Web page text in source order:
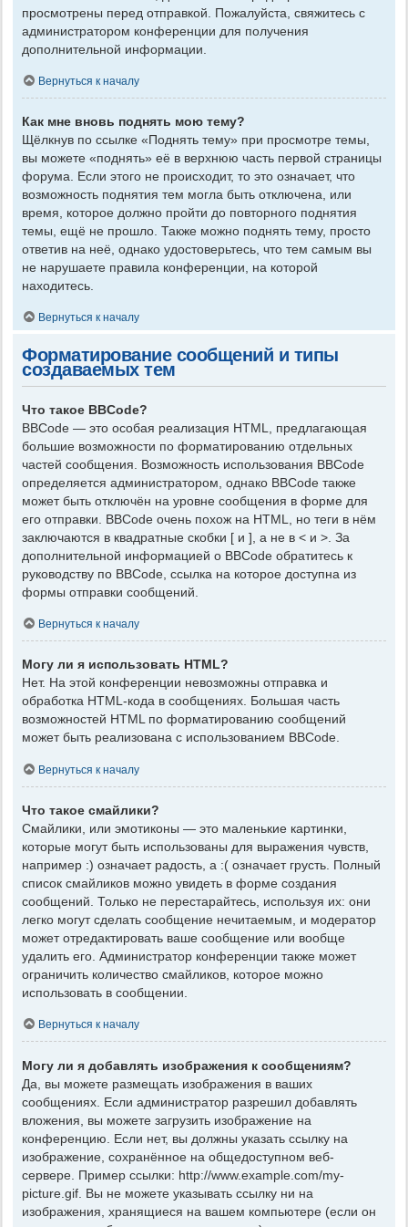
просмотрены перед отправкой. Пожалуйста, свяжитесь с
администратором конференции для получения
дополнительной информации.
Вернуться к началу
Как мне вновь поднять мою тему?
Щёлкнув по ссылке «Поднять тему» при просмотре темы,
вы можете «поднять» её в верхнюю часть первой страницы
форума. Если этого не происходит, то это означает, что
возможность поднятия тем могла быть отключена, или
время, которое должно пройти до повторного поднятия
темы, ещё не прошло. Также можно поднять тему, просто
ответив на неё, однако удостоверьтесь, что тем самым вы
не нарушаете правила конференции, на которой
находитесь.
Вернуться к началу
Форматирование сообщений и типы
создаваемых тем
Что такое BBCode?
BBCode — это особая реализация HTML, предлагающая
большие возможности по форматированию отдельных
частей сообщения. Возможность использования BBCode
определяется администратором, однако BBCode также
может быть отключён на уровне сообщения в форме для
его отправки. BBCode очень похож на HTML, но теги в нём
заключаются в квадратные скобки [ и ], а не в < и >. За
дополнительной информацией о BBCode обратитесь к
руководству по BBCode, ссылка на которое доступна из
формы отправки сообщений.
Вернуться к началу
Могу ли я использовать HTML?
Нет. На этой конференции невозможны отправка и
обработка HTML-кода в сообщениях. Большая часть
возможностей HTML по форматированию сообщений
может быть реализована с использованием BBCode.
Вернуться к началу
Что такое смайлики?
Смайлики, или эмотиконы — это маленькие картинки,
которые могут быть использованы для выражения чувств,
например :) означает радость, а :( означает грусть. Полный
список смайликов можно увидеть в форме создания
сообщений. Только не перестарайтесь, используя их: они
легко могут сделать сообщение нечитаемым, и модератор
может отредактировать ваше сообщение или вообще
удалить его. Администратор конференции также может
ограничить количество смайликов, которое можно
использовать в сообщении.
Вернуться к началу
Могу ли я добавлять изображения к сообщениям?
Да, вы можете размещать изображения в ваших
сообщениях. Если администратор разрешил добавлять
вложения, вы можете загрузить изображение на
конференцию. Если нет, вы должны указать ссылку на
изображение, сохранённое на общедоступном веб-
сервере. Пример ссылки: http://www.example.com/my-
picture.gif. Вы не можете указывать ссылку ни на
изображения, хранящиеся на вашем компьютере (если он